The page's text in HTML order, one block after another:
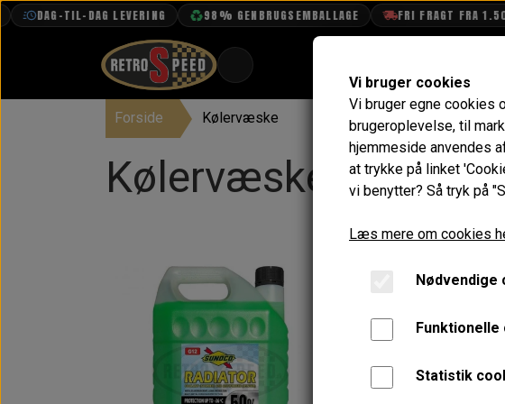
DAG-TIL-DAG LEVERING 98% GENBRUGSEMBALLAGE FRI FRAGT FRA
PROJEKTER
TEKNISK DATA
Forside Kølervæske
Kølervæske
Vi bruger cookies
Vi bruger egne cookies
brugeroplevelse, til
hjemmeside anvendes
at trykke på linket
vi benytter? Så tryk på
Læs mere om cookies
Nødvendige
Funktionelle
Statistik